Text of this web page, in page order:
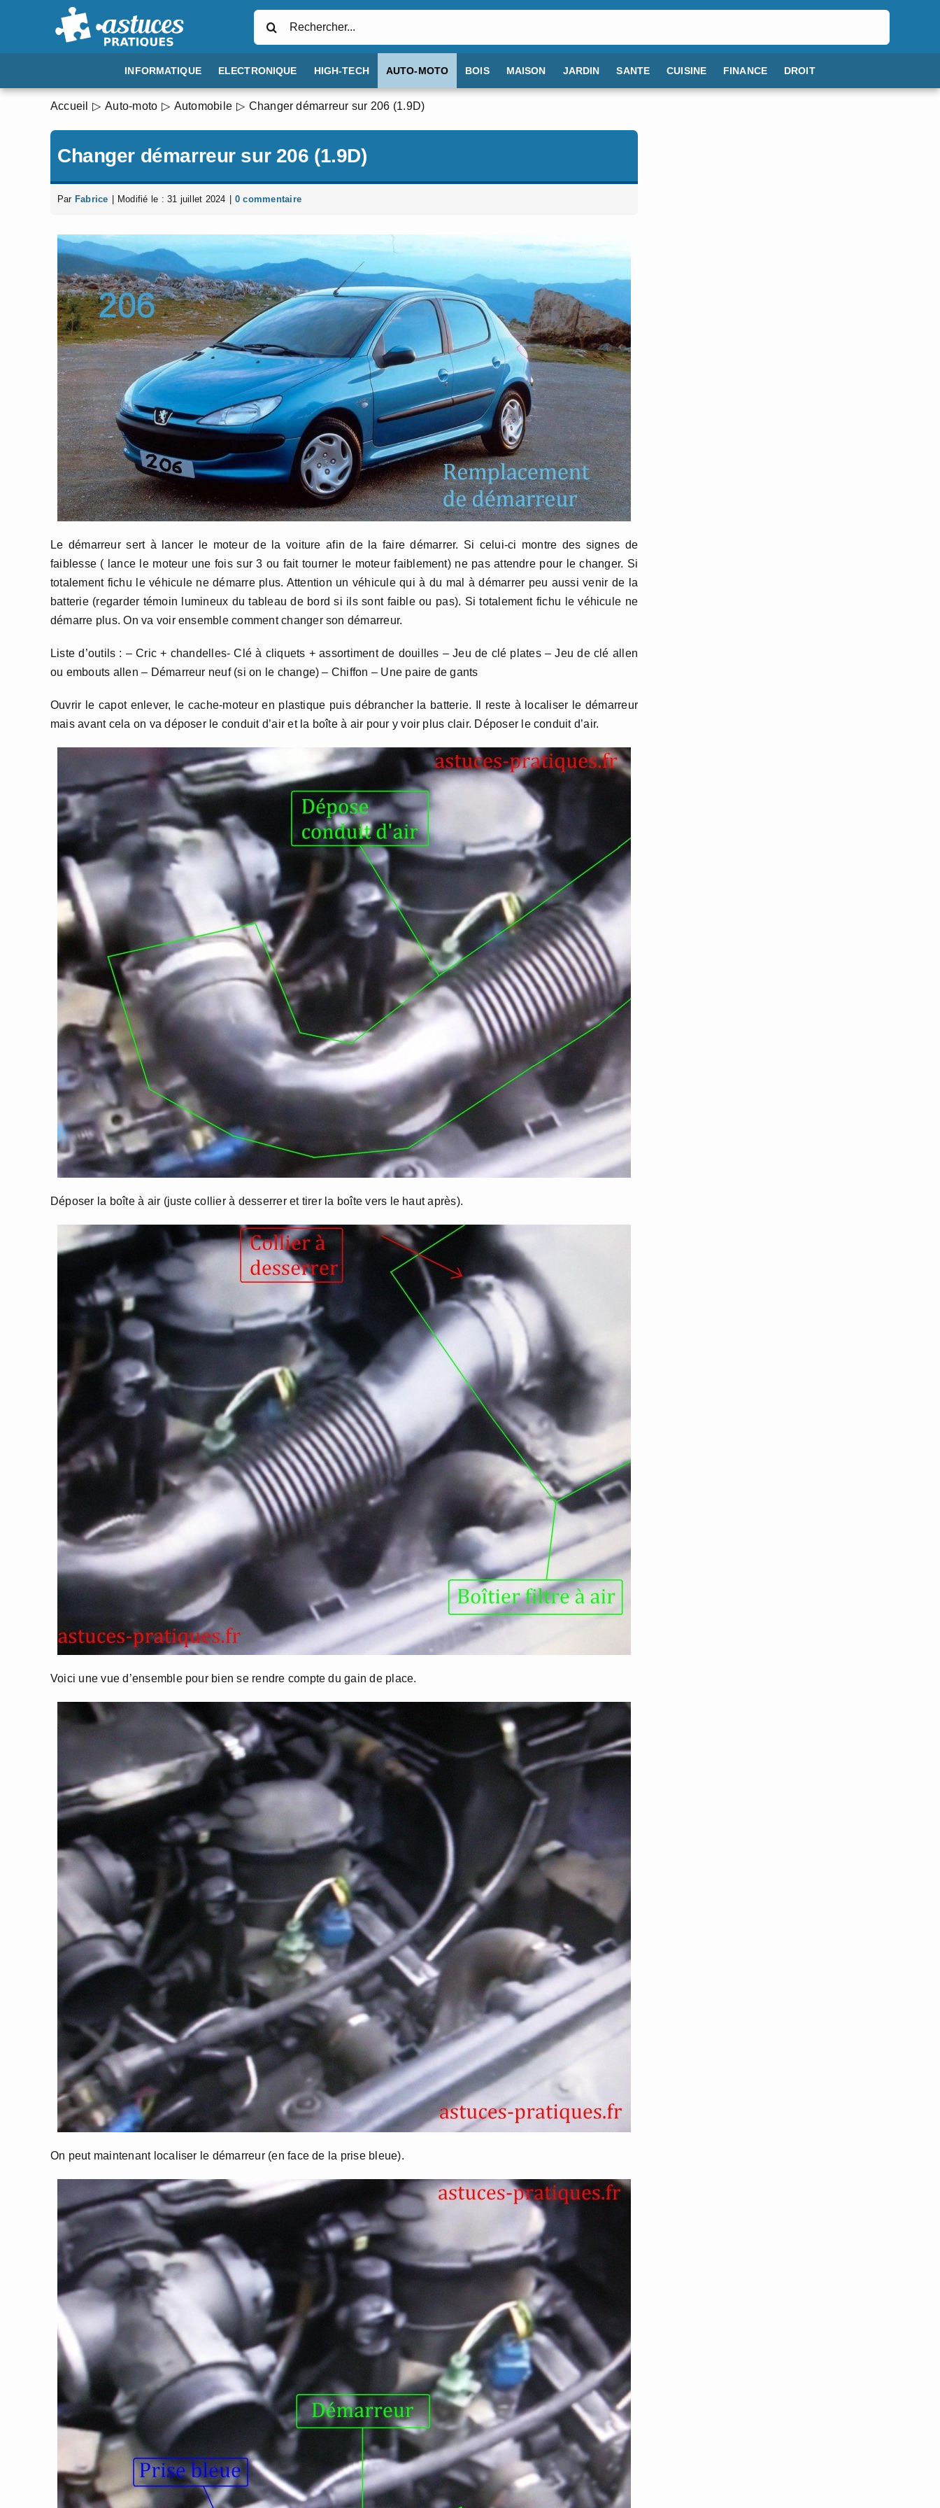
INFORMATIQUE ELECTRONIQUE HIGH-TECH AUTO-MOTO BOIS MAISON JARDIN SANTE CUISINE FINANCE DROIT
Accueil Auto-moto Automobile Changer démarreur sur 206 (1.9D)
Changer démarreur sur 206 (1.9D)
Par Fabrice Modifié le : 31 juillet 2024 0 commentaire
Le démarreur sert à lancer le moteur de la voiture afin de la faire démarrer. Si celui-ci montre des signes de
faiblesse ( lance le moteur une fois sur 3 ou fait tourner le moteur faiblement) ne pas attendre pour le changer. Si
totalement fichu le véhicule ne démarre plus. Attention un véhicule qui à du mal à démarrer peu aussi venir de la
batterie (regarder témoin lumineux du tableau de bord si ils sont faible ou pas). Si totalement fichu le véhicule ne
démarre plus. On va voir ensemble comment changer son démarreur.
Liste d’outils : – Cric + chandelles- Clé à cliquets + assortiment de douilles – Jeu de clé plates – Jeu de clé allen
ou embouts allen – Démarreur neuf (si on le change) – Chiffon – Une paire de gants
Ouvrir le capot enlever, le cache-moteur en plastique puis débrancher la batterie. Il reste à localiser le démarreur
mais avant cela on va déposer le conduit d’air et la boîte à air pour y voir plus clair. Déposer le conduit d’air.
Déposer la boîte à air (juste collier à desserrer et tirer la boîte vers le haut après).
Voici une vue d’ensemble pour bien se rendre compte du gain de place.
On peut maintenant localiser le démarreur (en face de la prise bleue).